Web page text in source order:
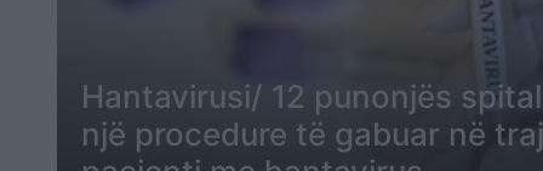
Hantavirusi/ 12 punonjës
një procedure të gabuar në